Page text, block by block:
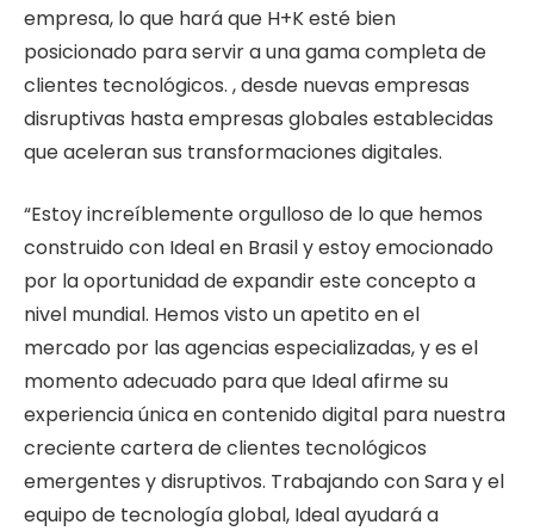
empresa, lo que hará que H+K esté bien
posicionado para servir a una gama completa de
clientes tecnológicos. , desde nuevas empresas
disruptivas hasta empresas globales establecidas
que aceleran sus transformaciones digitales.
“Estoy increíblemente orgulloso de lo que hemos
construido con Ideal en Brasil y estoy emocionado
por la oportunidad de expandir este concepto a
nivel mundial. Hemos visto un apetito en el
mercado por las agencias especializadas, y es el
momento adecuado para que Ideal afirme su
experiencia única en contenido digital para nuestra
creciente cartera de clientes tecnológicos
emergentes y disruptivos. Trabajando con Sara y el
equipo de tecnología global, Ideal ayudará a